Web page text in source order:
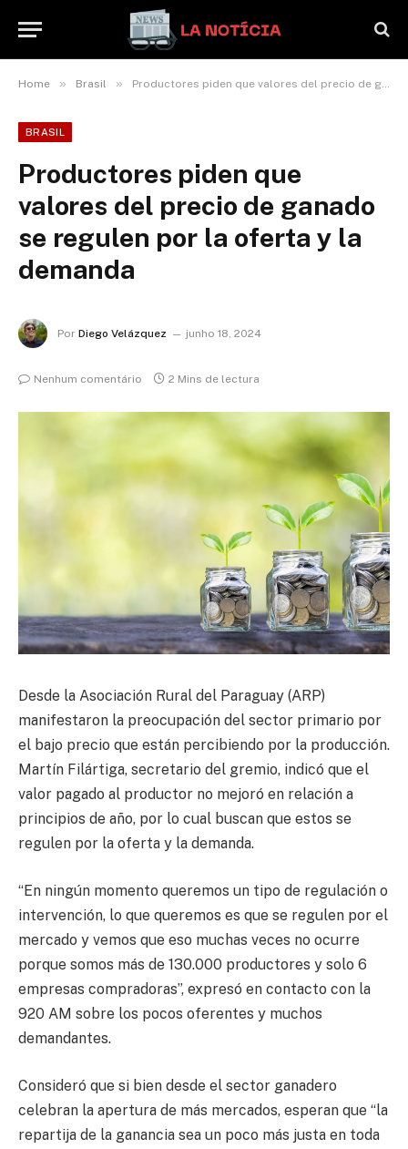
Home » Brasil » Productores piden que valores del precio de ganado se regulen por la oferta y la demanda
BRASIL
Productores piden que
valores del precio de ganado
se regulen por la oferta y la
demanda
Por Diego Velázquez junho 18, 2024
Nenhum comentário 2 Mins de lectura
Desde la Asociación Rural del Paraguay (ARP)
manifestaron la preocupación del sector primario por
el bajo precio que están percibiendo por la producción.
Martín Filártiga, secretario del gremio, indicó que el
valor pagado al productor no mejoró en relación a
principios de año, por lo cual buscan que estos se
regulen por la oferta y la demanda.
“En ningún momento queremos un tipo de regulación o
intervención, lo que queremos es que se regulen por el
mercado y vemos que eso muchas veces no ocurre
porque somos más de 130.000 productores y solo 6
empresas compradoras”, expresó en contacto con la
920 AM sobre los pocos oferentes y muchos
demandantes.
Consideró que si bien desde el sector ganadero
celebran la apertura de más mercados, esperan que “la
repartija de la ganancia sea un poco más justa en toda